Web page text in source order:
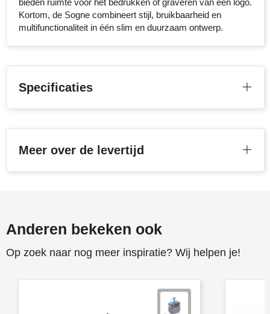
bieden ruimte voor het bedrukken of graveren van een logo.
Kortom, de Sogne combineert stijl, bruikbaarheid en
multifunctionaliteit in één slim en duurzaam ontwerp.
Specificaties
Meer over de levertijd
Anderen bekeken ook
Op zoek naar nog meer inspiratie? Wij helpen je!